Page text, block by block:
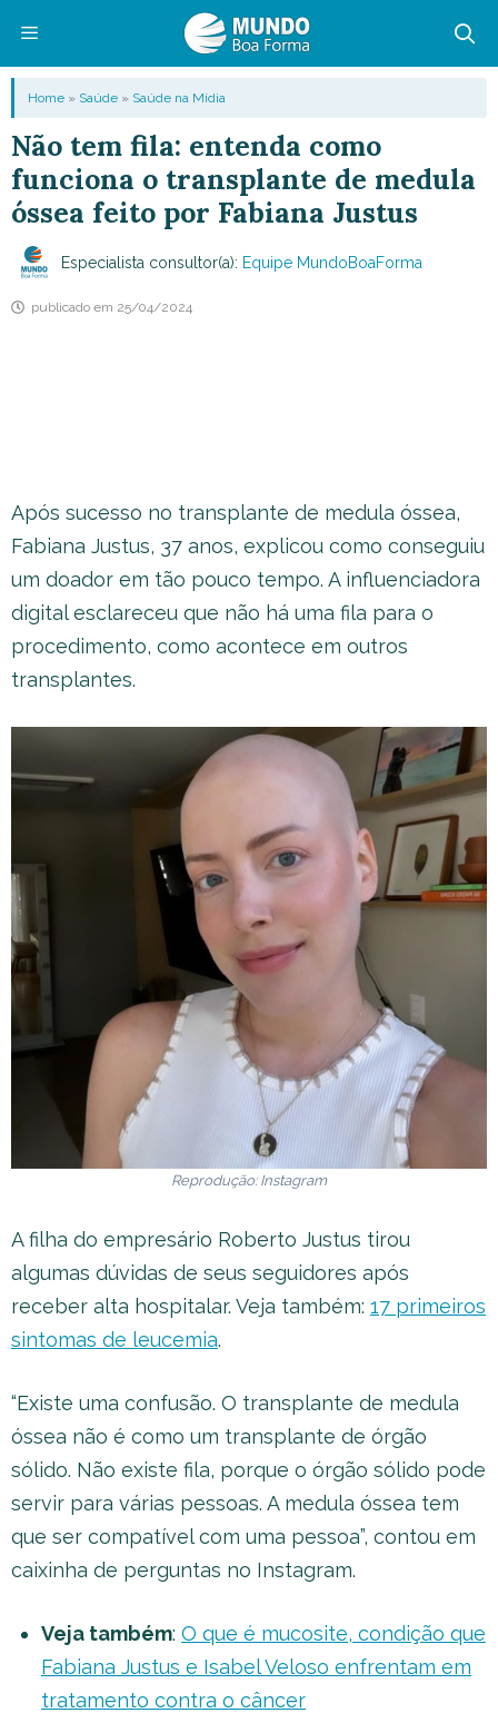
conteúdo
Menu
Home » Saúde » Saúde na Mídia
Não tem fila: entenda como
funciona o transplante de medula
óssea feito por Fabiana Justus
Especialista consultor(a): Equipe MundoBoaForma
publicado em 25/04/2024
Após sucesso no transplante de medula óssea,
Fabiana Justus, 37 anos, explicou como conseguiu
um doador em tão pouco tempo. A influenciadora
digital esclareceu que não há uma fila para o
procedimento, como acontece em outros
transplantes.
Reprodução: Instagram
A filha do empresário Roberto Justus tirou
algumas dúvidas de seus seguidores após
receber alta hospitalar. Veja também: 17 primeiros
sintomas de leucemia.
“Existe uma confusão. O transplante de medula
óssea não é como um transplante de órgão
sólido. Não existe fila, porque o órgão sólido pode
servir para várias pessoas. A medula óssea tem
que ser compatível com uma pessoa”, contou em
caixinha de perguntas no Instagram.
Veja também: O que é mucosite, condição que
Fabiana Justus e Isabel Veloso enfrentam em
tratamento contra o câncer